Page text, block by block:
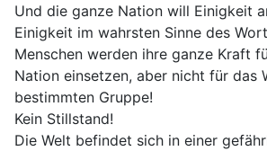
Und die ganze Nation will Einigkeit
Einigkeit im wahrsten Sinne des
Menschen werden ihre ganze Kraft
Nation einsetzen, aber nicht für das
bestimmten Gruppe!
Kein Stillstand!
Die Welt befindet sich in einer